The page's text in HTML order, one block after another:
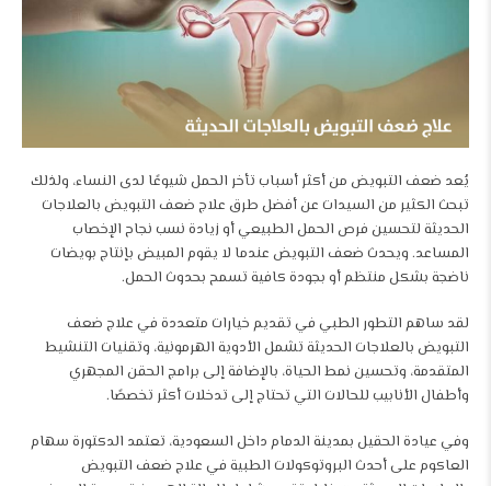
يُعد ضعف التبويض من أكثر أسباب تأخر الحمل شيوعًا لدى النساء، ولذلك
تبحث الكثير من السيدات عن أفضل طرق علاج ضعف التبويض بالعلاجات
الحديثة لتحسين فرص الحمل الطبيعي أو زيادة نسب نجاح الإخصاب
المساعد. ويحدث ضعف التبويض عندما لا يقوم المبيض بإنتاج بويضات
ناضجة بشكل منتظم أو بجودة كافية تسمح بحدوث الحمل.
لقد ساهم التطور الطبي في تقديم خيارات متعددة في علاج ضعف
التبويض بالعلاجات الحديثة تشمل الأدوية الهرمونية، وتقنيات التنشيط
المتقدمة، وتحسين نمط الحياة، بالإضافة إلى برامج الحقن المجهري
وأطفال الأنابيب للحالات التي تحتاج إلى تدخلات أكثر تخصصًا.
وفي عيادة الحقيل بمدينة الدمام داخل السعودية، تعتمد الدكتورة سهام
العاكوم على أحدث البروتوكولات الطبية في علاج ضعف التبويض